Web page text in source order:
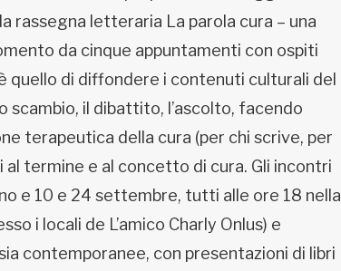
rassegna letteraria La parola cura – una
da cinque appuntamenti con ospiti
di diffondere i contenuti culturali del
scambio, il dibattito, l’ascolto, facendo
terapeutica della cura (per chi scrive, per
termine e al concetto di cura. Gli incontri
e 10 e 24 settembre, tutti alle ore 18 nella
i locali de L’amico Charly Onlus) e
contemporanee, con presentazioni di libri